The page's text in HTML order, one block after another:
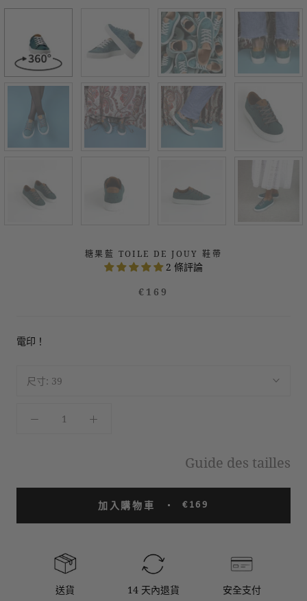
糖果藍 TOILE DE JOUY 鞋帶
2 條評論
€169
電印！
尺寸: 39
Guide des tailles
加入購物車 €169
送貨 14 天內退貨 安全支付